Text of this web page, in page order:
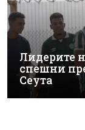
Лидерите
спешни
Сеута